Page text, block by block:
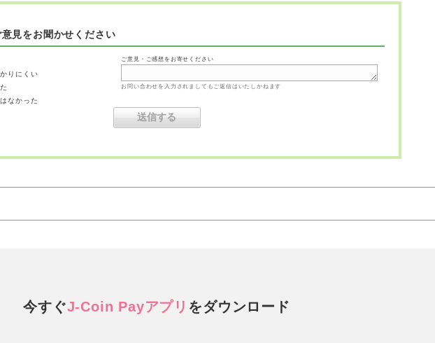
見をお聞かせください
りにくい
なかった
ご意見・ご感想をお寄せください
お問い合わせを入力されましてもご返信はいたしかねます
今すぐJ-Coin Payアプリ をダウンロード